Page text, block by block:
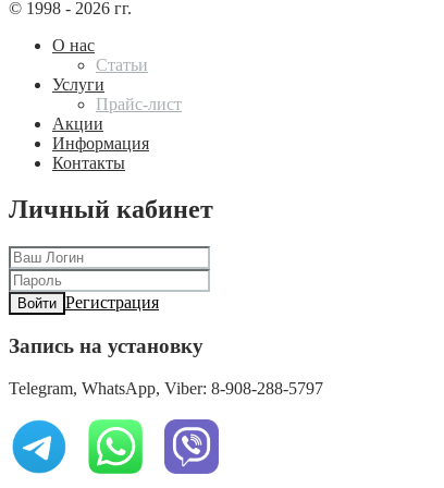
© 1998 - 2026 гг.
О нас
Статьи
Услуги
Прайс-лист
Акции
Информация
Контакты
Личный кабинет
Войти Регистрация
Запись на установку
Telegram, WhatsApp, Viber: 8-908-288-5797